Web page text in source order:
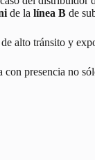
de la línea B de
alto tránsito y
con presencia no